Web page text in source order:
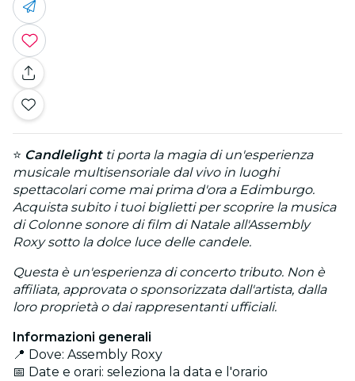
⭐ Candlelightti porta la magia di un'esperienza
musicale multisensoriale dal vivo in luoghi
spettacolari come mai prima d'ora a Edimburgo.
Acquista subito i tuoi biglietti per scoprire la musica
di Colonne sonore di film di Natale all'Assembly
Roxy sotto la dolce luce delle candele.
Questa è un'esperienza di concerto tributo. Non è
affiliata, approvata o sponsorizzata dall'artista, dalla
loro proprietà o dai rappresentanti ufficiali.
Informazioni generali
📍 Dove: Assembly Roxy
📅 Date e orari: seleziona la data e l'orario